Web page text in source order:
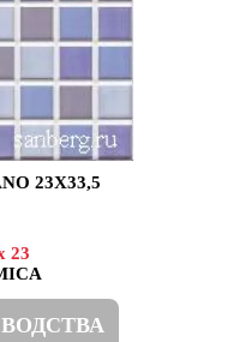
23X33,5
23